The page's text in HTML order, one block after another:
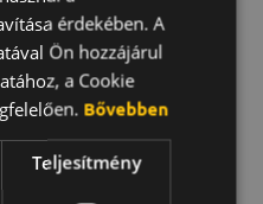
Bálint
@ Webstar
gépezetének. Fontos,
amire vigyázni, amit
gyakori visszajelzés
való.
ENGLISH
KOREAN
érdekében. A
Ön hozzájárul
a Cookie
Bővebben
Teljesítmény